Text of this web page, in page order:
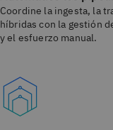
Coordine la ingesta, la
híbridas con la gestión
y el esfuerzo manual.